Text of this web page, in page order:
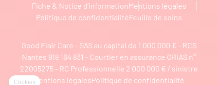
Fiche & Notice d’informationMentions légales
Politique de confidentialitéFeuille de soins
Good Flair Care - SAS au capital de 1 000 000 € - RCS
Nantes 918 164 831 - Courtier en assurance ORIAS n°
22005275 - RC Professionnelle 2 000 000 € / sinistre
Mentions légalesPolitique de confidentialité